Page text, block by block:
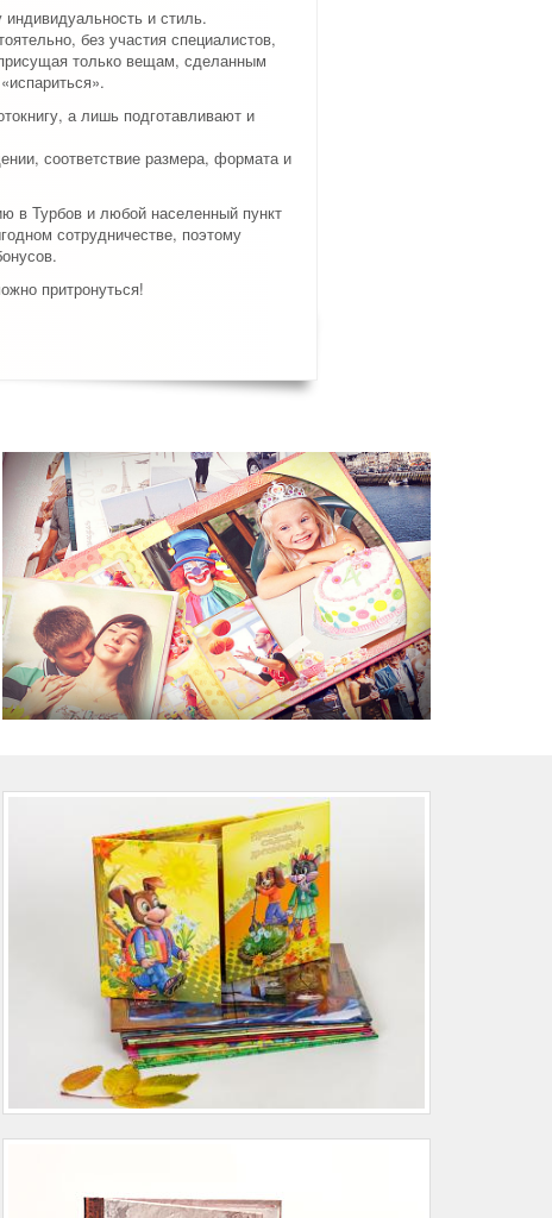
и стиль.
без участия специалистов,
только вещам, сделанным
а лишь подготавливают и
соответствие размера, формата и
в Турбов и любой населенный пункт
сотрудничестве, поэтому
притронуться!